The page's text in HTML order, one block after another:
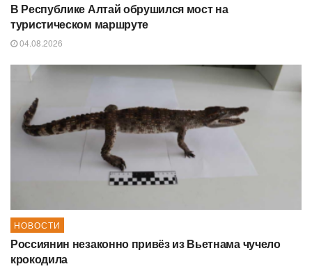
В Республике Алтай обрушился мост на
туристическом маршруте
04.08.2026
НОВОСТИ
Россиянин незаконно привёз из Вьетнама чучело
крокодила